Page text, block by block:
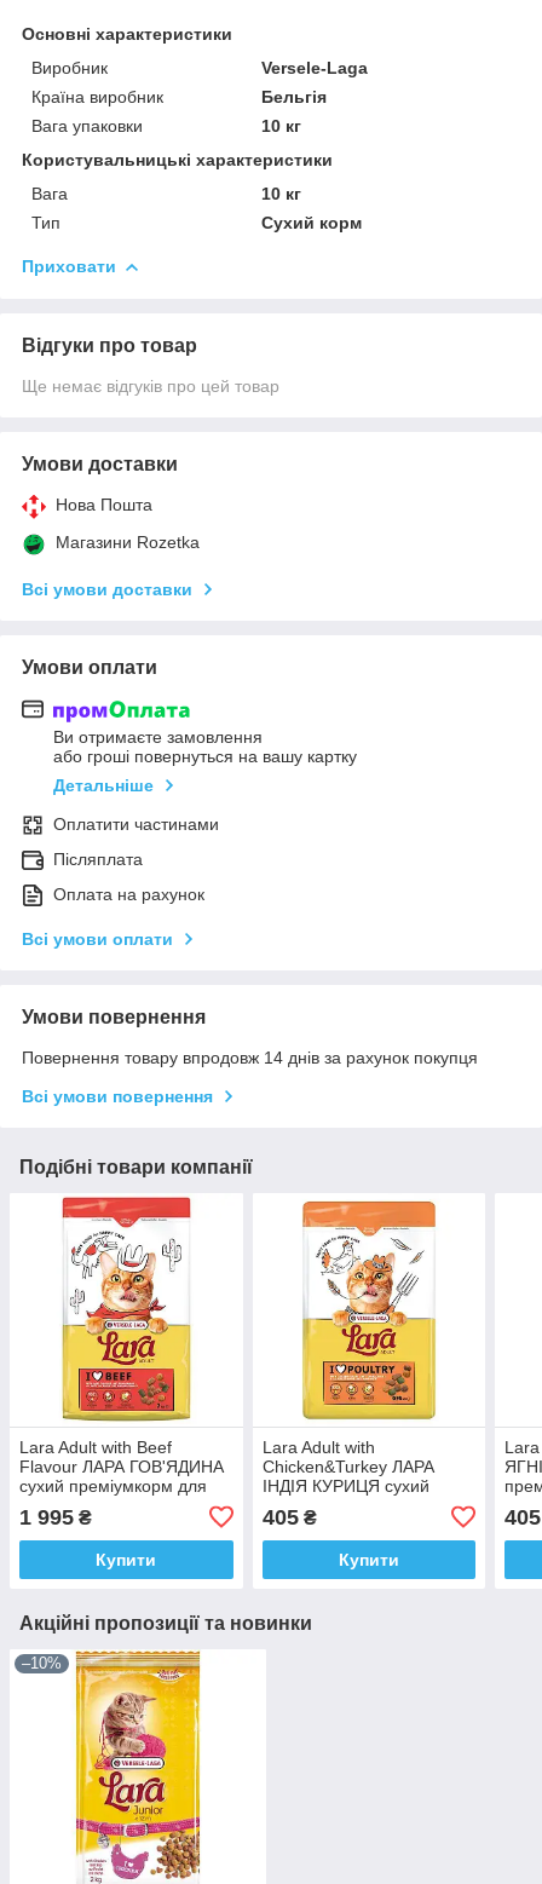
Основні характеристики
Виробник
Versele-Laga
Країна виробник
Бельгія
Вага упаковки
10 кг
Користувальницькі характеристики
Вага
10 кг
Тип
Сухий корм
Приховати
Відгуки про товар
Ще немає відгуків про цей товар
Умови доставки
Нова Пошта
Магазини Rozetka
Всі умови доставки
Умови оплати
Ви отримаєте замовлення
або гроші повернуться на вашу картку
Детальніше
Оплатити частинами
Післяплата
Оплата на рахунок
Всі умови оплати
Умови повернення
Повернення товару впродовж 14 днів за рахунок покупця
Всі умови повернення
Подібні товари компанії
Lara Adult with Beef
Flavour ЛАРА ГОВ'ЯДИНА
сухий преміумкорм для
1 995 ₴
Купити
Lara Adult with
Chicken&Turkey ЛАРА
ІНДІЯ КУРИЦЯ сухий
405₴
Купити
405
Акційні пропозиції та новинки
–10%